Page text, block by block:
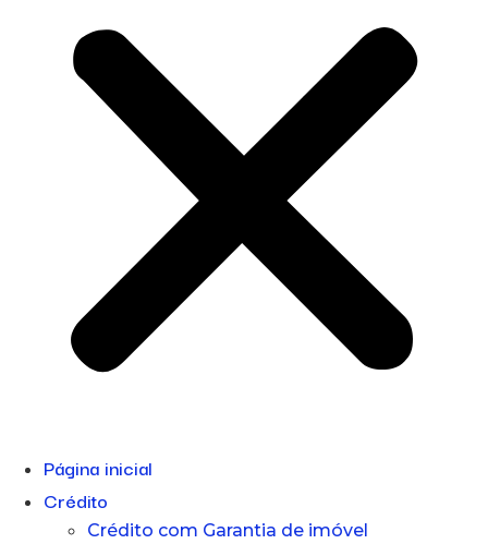
Página inicial
Crédito
Crédito com Garantia de imóvel